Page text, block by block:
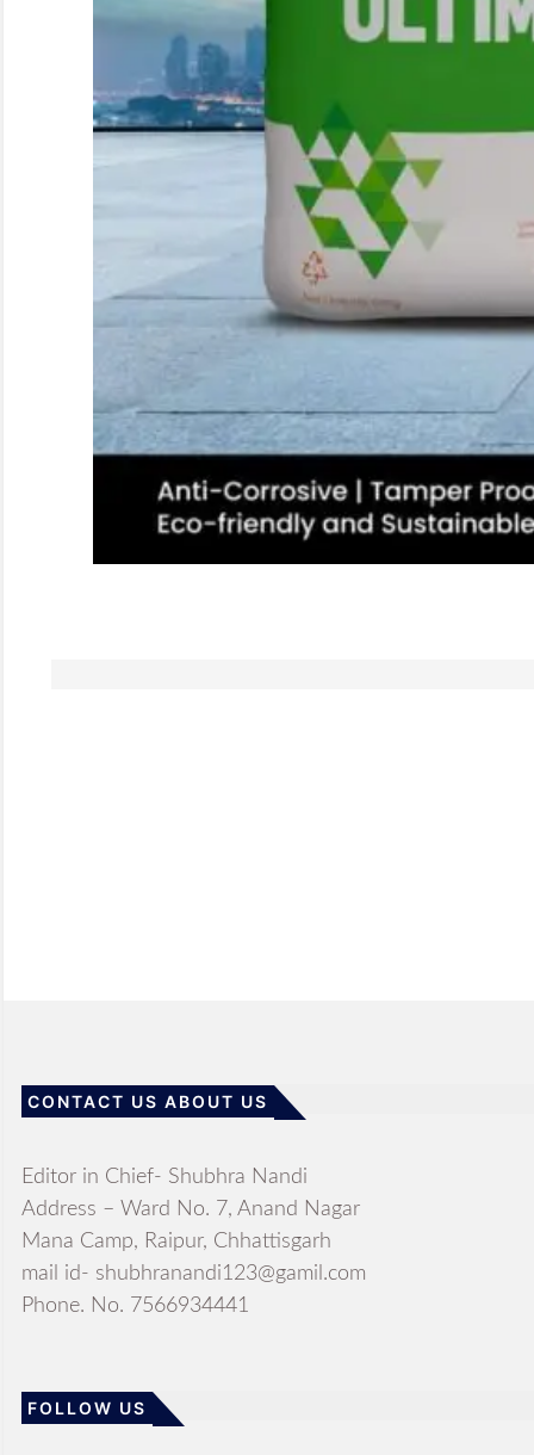
CONTACT US ABOUT US
Editor in Chief- Shubhra Nandi
Address – Ward No. 7, Anand Nagar
Mana Camp, Raipur, Chhattisgarh
mail id- shubhranandi123@gamil.com
Phone. No. 7566934441
FOLLOW US